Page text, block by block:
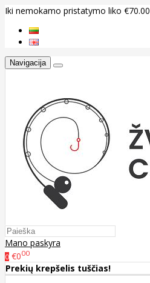
Iki nemokamo pristatymo liko €70.00
Navigacija
Mano paskyra
0 €000
Prekių krepšelis tuščias!